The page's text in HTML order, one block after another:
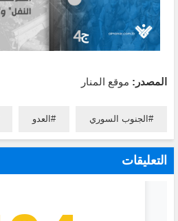
المصدر: موقع المنار
الجنوب السوري العدو
التعليقات